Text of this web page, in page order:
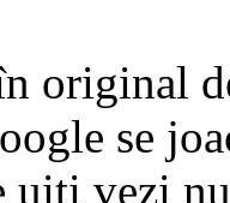
original
se
uiti vezi